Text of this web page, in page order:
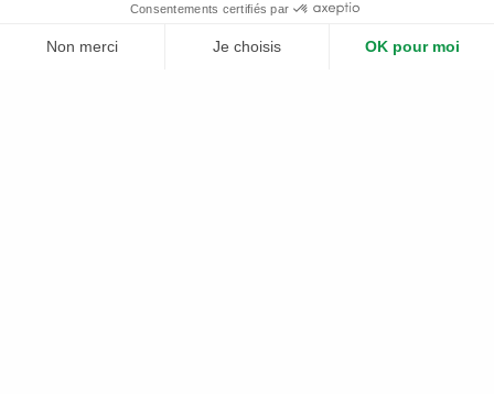
Retour sur les résultats des actions principales de 2023-
Consentements certifiés par
Non merci Je choisis OK pour moi